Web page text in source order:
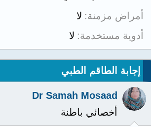
أمراض مزمنة لا
أدوية مستخدمة لا
إجابة الطاقم الطبي
Dr Samah Mosaad
أخصائي باطنة